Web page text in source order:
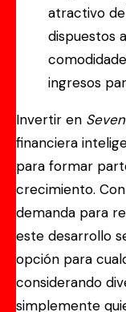
atractivo
dispuestos
ingresos
Invertir en
financiera
para formar
crecimiento.
demanda para
este desarrollo
opción para
considerando
simplemente